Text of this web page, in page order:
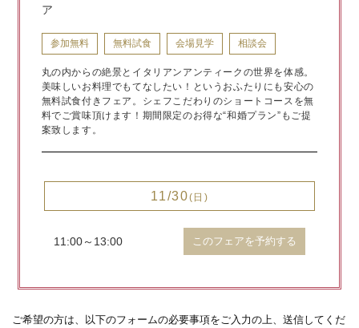
ア
参加無料 無料試食 会場見学 相談会
丸の内からの絶景とイタリアンアンティークの世界を体感。
美味しいお料理でもてなしたい！というおふたりにも安心の
無料試食付きフェア。シェフこだわりのショートコースを無
料でご賞味頂けます！期間限定のお得な“和婚プラン”もご提
案致します。
11/30(日)
11:00～13:00 このフェアを予約する